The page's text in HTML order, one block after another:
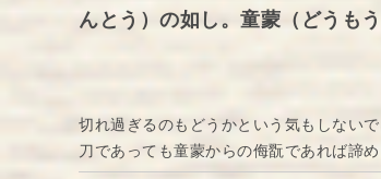
んとう）の如し。童蒙（どうも
切れ過ぎるのもどうかという気もしない
刀であっても童蒙からの侮翫であれば諦